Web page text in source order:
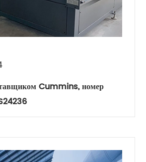
Cummins, номер